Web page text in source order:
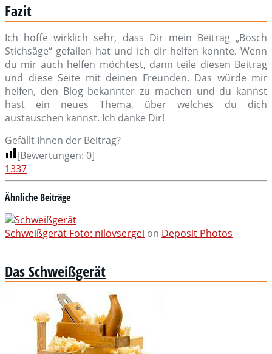
Fazit
Ich hoffe wirklich sehr, dass Dir mein Beitrag „Bosch
Stichsäge“ gefallen hat und ich dir helfen konnte. Wenn
du mir auch helfen möchtest, dann teile diesen Beitrag
und diese Seite mit deinen Freunden. Das würde mir
helfen, den Blog bekannter zu machen und du kannst
hast ein neues Thema, über welches du dich
austauschen kannst. Ich danke Dir!
Gefällt Ihnen der Beitrag?
[Bewertungen: 0]
1337
Ähnliche Beiträge
Schweißgerät Foto: nilovsergei on Deposit Photos
Das Schweißgerät